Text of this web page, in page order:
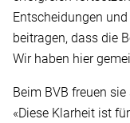
Entscheidungen
beitragen, dass die
Wir haben hier
Beim BVB freuen
«Diese Klarheit ist